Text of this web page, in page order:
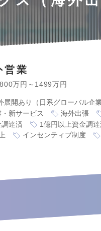
営業
800万円～1499万円
展開あり（日系グローバル企業
新サービス
海外出張
調達済
1億円以上資金調達
インセンティブ制度